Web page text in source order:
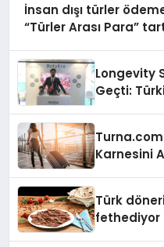
İnsan dışı türler
“Türler Arası Para”
Longevity
Geçti:
Karnesini
Türk
fethediyor